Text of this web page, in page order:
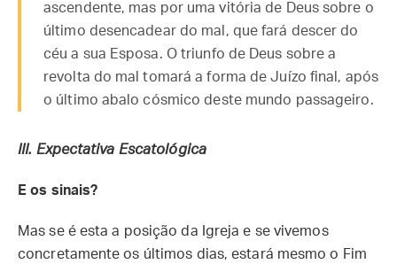
ascendente, mas por uma vitória de Deus sobre o
último desencadear do mal, que fará descer do
céu a sua Esposa. O triunfo de Deus sobre a
revolta do mal tomará a forma de Juízo final, após
o último abalo cósmico deste mundo passageiro.
III. Expectativa Escatológica
E os sinais?
Mas se é esta a posição da Igreja e se vivemos
concretamente os últimos dias, estará mesmo o Fim